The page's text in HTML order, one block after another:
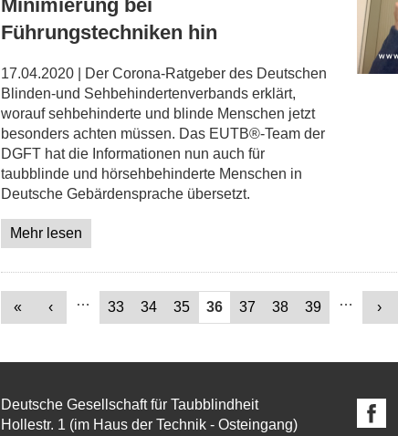
Minimierung bei
Führungstechniken hin
17.04.2020 | Der Corona-Ratgeber des Deutschen
Blinden-und Sehbehindertenverbands erklärt,
worauf sehbehinderte und blinde Menschen jetzt
besonders achten müssen. Das EUTB®-Team der
DGFT hat die Informationen nun auch für
taubblinde und hörsehbehinderte Menschen in
Deutsche Gebärdensprache übersetzt.
Mehr lesen
Seiten
« ‹ … 33 34 35 36 37 38 39 … ›
Deutsche Gesellschaft für Taubblindheit
Hollestr. 1 (im Haus der Technik - Osteingang)